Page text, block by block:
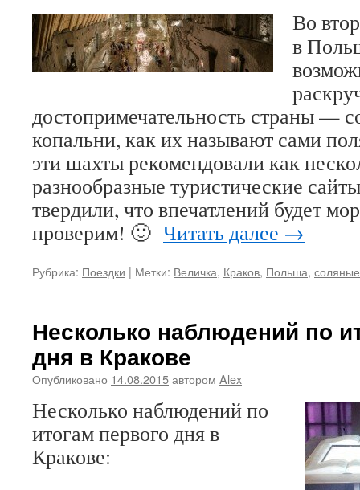
Во
в
достопримечательность страны —
копальни, как их называют сами
эти шахты рекомендовали как
разнообразные туристические
твердили, что впечатлений будет
проверим! 🙂 Читать далее →
Рубрика: Поездки | Метки: Величка, Краков, Польша,
Несколько наблюдений по
дня в Кракове
Опубликовано 14.08.2015автором Alex
Несколько наблюдений по
итогам первого дня в
Кракове: